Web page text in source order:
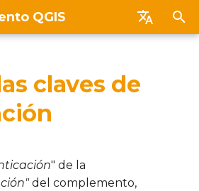
QGIS
Français
General
Tabla de base de datos
y
claves de
" de la
del complemento,